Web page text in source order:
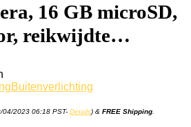
16 GB microSD,
reikwijdte…
Buitenverlichting
04/2023 06:18 PST- Details) & FREE Shipping